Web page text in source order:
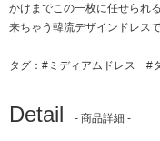
かけまでこの一枚に任せられ
来ちゃう韓流デザインドレスで
タグ： #ミディアムドレス #
Detail - 商品詳細 -